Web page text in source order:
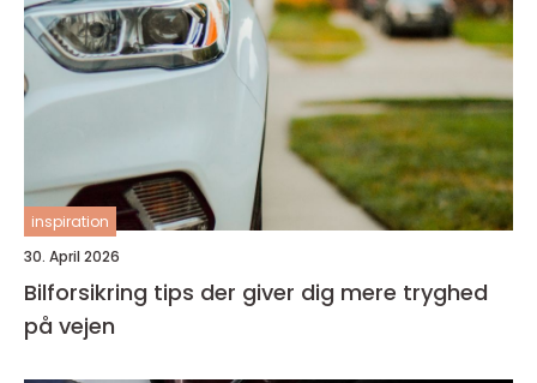
inspiration
30. April 2026
Bilforsikring tips der giver dig mere tryghed
på vejen